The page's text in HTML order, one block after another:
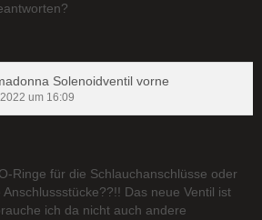
Solenoidventil vorne
um 16:09
Ringe für die Schlauchanschlüsse oder
Das neue Ventil ist
ich da nicht auch andere